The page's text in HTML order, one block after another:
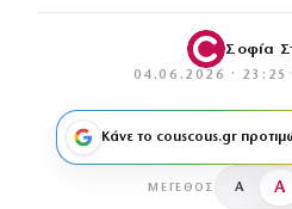
Σοφία
04.06.2026 · 23:25 ·
Κάνε το couscous.gr
ΜΈΓΕΘΟΣ A A